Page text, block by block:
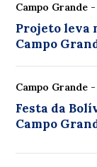
Campo Grande
Projeto leva
Campo
Campo Grande
Festa da
Campo